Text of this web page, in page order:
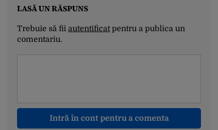
LASĂ UN RĂSPUNS
Trebuie să fii autentificatpentru a publica un
comentariu.
Intră în cont pentru a comenta